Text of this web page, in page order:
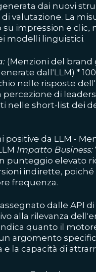
dai nuovi
valutazione. La
impression e clic,
modelli linguistici.
(Menzioni del brand
dall'LLM) * 100
nelle risposte
di
nelle short-list dei
positive da LLM -
Impatto Business:
punteggio elevato
indirette, poiché
frequenza.
dalle API
alla rilevanza
quanto il
argomento
la capacità di